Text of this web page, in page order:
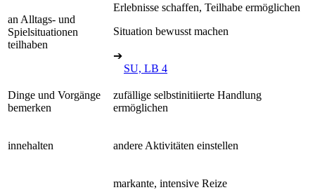
an Alltags- und
Spielsituationen
teilhaben
Erlebnisse schaffen, Teilhabe ermöglichen
Situation bewusst machen
➔
SU, LB 4
Dinge und Vorgänge
bemerken
zufällige selbstinitiierte Handlung
ermöglichen
innehalten andere Aktivitäten einstellen
markante, intensive Reize